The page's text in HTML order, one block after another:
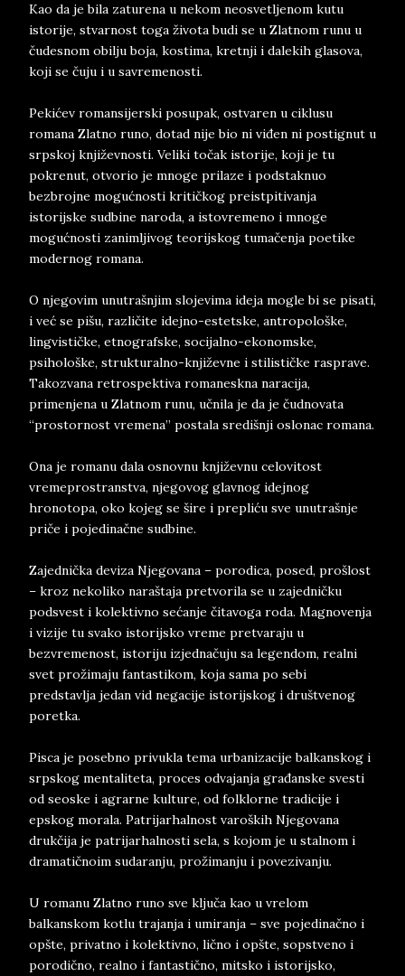
Kao da je bila zaturena u nekom neosvetljenom kutu
istorije, stvarnost toga života budi se u Zlatnom runu u
čudesnom obilju boja, kostima, kretnji i dalekih glasova,
koji se čuju i u savremenosti.
Pekićev romansijerski posupak, ostvaren u ciklusu
romana Zlatno runo, dotad nije bio ni viđen ni postignut u
srpskoj književnosti. Veliki točak istorije, koji je tu
pokrenut, otvorio je mnoge prilaze i podstaknuo
bezbrojne mogućnosti kritičkog preistpitivanja
istorijske sudbine naroda, a istovremeno i mnoge
mogućnosti zanimljivog teorijskog tumačenja poetike
modernog romana.
O njegovim unutrašnjim slojevima ideja mogle bi se pisati,
i već se pišu, različite idejno-estetske, antropološke,
lingvističke, etnografske, socijalno-ekonomske,
psihološke, strukturalno-književne i stilističke rasprave.
Takozvana retrospektiva romaneskna naracija,
primenjena u Zlatnom runu, učnila je da je čudnovata
“prostornost vremena” postala središnji oslonac romana.
Ona je romanu dala osnovnu književnu celovitost
vremeprostranstva, njegovog glavnog idejnog
hronotopa, oko kojeg se šire i prepliću sve unutrašnje
priče i pojedinačne sudbine.
Zajednička deviza Njegovana – porodica, posed, prošlost
– kroz nekoliko naraštaja pretvorila se u zajedničku
podsvest i kolektivno sećanje čitavoga roda. Magnovenja
i vizije tu svako istorijsko vreme pretvaraju u
bezvremenost, istoriju izjednačuju sa legendom, realni
svet prožimaju fantastikom, koja sama po sebi
predstavlja jedan vid negacije istorijskog i društvenog
poretka.
Pisca je posebno privukla tema urbanizacije balkanskog i
srpskog mentaliteta, proces odvajanja građanske svesti
od seoske i agrarne kulture, od folklorne tradicije i
epskog morala. Patrijarhalnost varoških Njegovana
drukčija je patrijarhalnosti sela, s kojom je u stalnom i
dramatičnoim sudaranju, prožimanju i povezivanju.
U romanu Zlatno runo sve ključa kao u vrelom
balkanskom kotlu trajanja i umiranja – sve pojedinačno i
opšte, privatno i kolektivno, lično i opšte, sopstveno i
porodično, realno i fantastično, mitsko i istorijsko,